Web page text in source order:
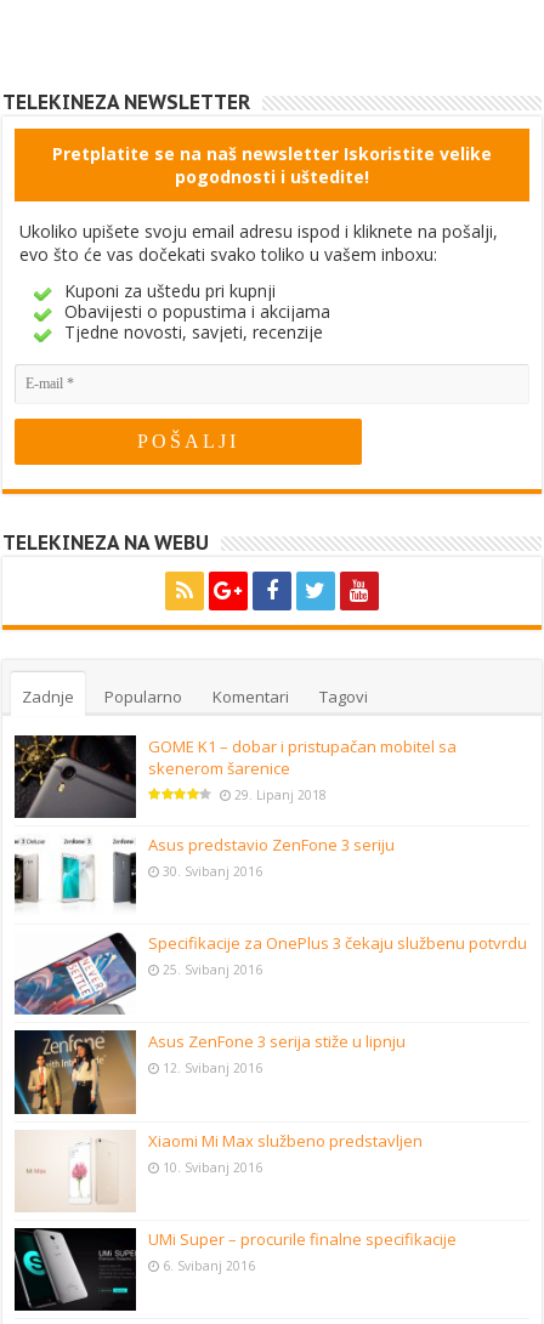
TELEKINEZA NEWSLETTER
Pretplatite se na naš newsletter Iskoristite velike
pogodnosti i uštedite!
Ukoliko upišete svoju email adresu ispod i kliknete na pošalji,
evo što će vas dočekati svako toliko u vašem inboxu:
Kuponi za uštedu pri kupnji
Obavijesti o popustima i akcijama
Tjedne novosti, savjeti, recenzije
TELEKINEZA NA WEBU
Zadnje Popularno Komentari Tagovi
GOME K1 – dobar i pristupačan mobitel sa
skenerom šarenice
29. Lipanj 2018
Asus predstavio ZenFone 3 seriju
30. Svibanj 2016
Specifikacije za OnePlus 3 čekaju službenu potvrdu
25. Svibanj 2016
Asus ZenFone 3 serija stiže u lipnju
12. Svibanj 2016
Xiaomi Mi Max službeno predstavljen
10. Svibanj 2016
UMi Super – procurile finalne specifikacije
6. Svibanj 2016